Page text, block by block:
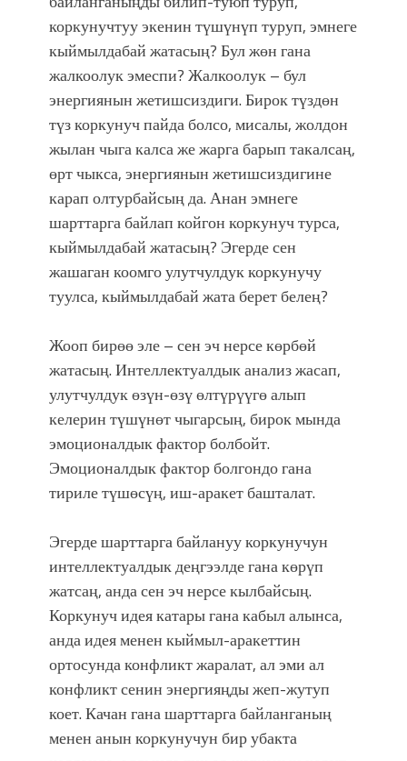
коркунучтуу экенин түшүнүп туруп, эмнеге
кыймылдабай жатасың? Бул жөн гана
жалкоолук эмеспи? Жалкоолук – бул
энергиянын жетишсиздиги. Бирок түздөн
түз коркунуч пайда болсо, мисалы, жолдон
жылан чыга калса же жарга барып такалсаң,
өрт чыкса, энергиянын жетишсиздигине
карап олтурбайсың да. Анан эмнеге
шарттарга байлап койгон коркунуч турса,
кыймылдабай жатасың? Эгерде сен
жашаган коомго улутчулдук коркунучу
туулса, кыймылдабай жата берет белең?
Жооп бирөө эле – сен эч нерсе көрбөй
жатасың. Интеллектуалдык анализ жасап,
улутчулдук өзүн-өзү өлтүрүүгө алып
келерин түшүнөт чыгарсың, бирок мында
эмоционалдык фактор болбойт.
Эмоционалдык фактор болгондо гана
тириле түшөсүң, иш-аракет башталат.
Эгерде шарттарга байлануу коркунучун
интеллектуалдык деңгээлде гана көрүп
жатсаң, анда сен эч нерсе кылбайсың.
Коркунуч идея катары гана кабыл алынса,
анда идея менен кыймыл-аракеттин
ортосунда конфликт жаралат, ал эми ал
конфликт сенин энергияңды жеп-жутуп
коет. Качан гана шарттарга байланганың
менен анын коркунучун бир убакта